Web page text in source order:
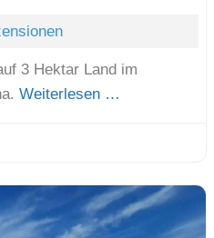
3 Hektar Land im
Weiterlesen …